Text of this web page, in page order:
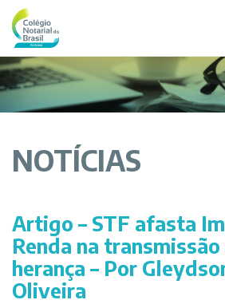
NOTÍCIAS
Artigo – STF afasta
Renda na
herança – Por
Oliveira